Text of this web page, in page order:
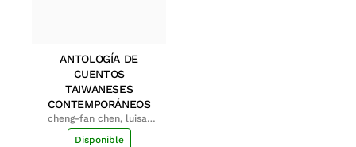
ANTOLOGÍA DE
CUENTOS
TAIWANESES
CONTEMPORÁNEOS
cheng-fan chen, luisa;
shu-ying chang, luisa
Disponible